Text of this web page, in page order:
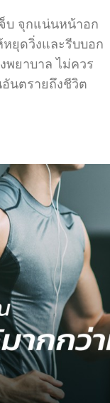
บ จุกแน่นหน้าอก
ยุดวิ่งและรีบบอก
พยาบาล ไม่ควร
อันตรายถึงชีวิต